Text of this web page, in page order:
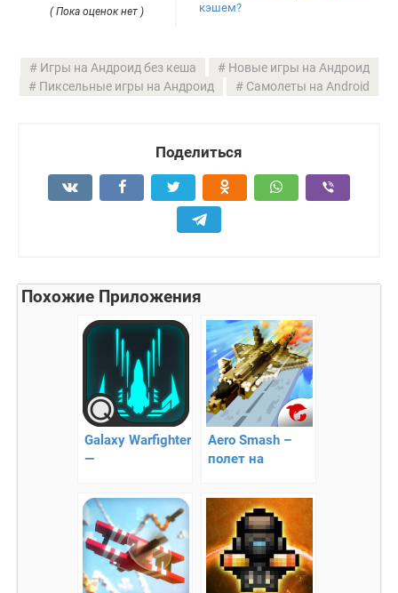
( Пока оценок нет )
кэшем?
Игры на Андроид без кеша
Новые игры на Андроид
Пиксельные игры на Андроид
Самолеты на Android
Поделиться
Похожие Приложения
Galaxy Warfighter
—
воин
Aero Smash –
полет на